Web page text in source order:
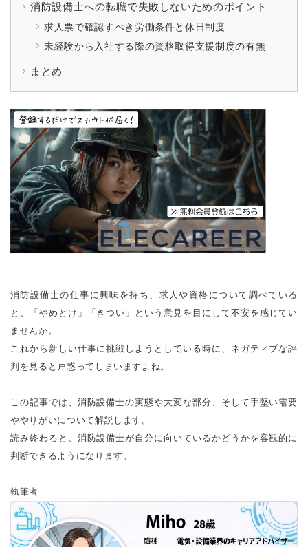
消防設備士への転職で失敗しないためのポイント
求人票で確認すべき労働条件と休日制度
未経験から入社する際の資格取得支援制度の有無
まとめ
消防設備士の仕事に興味を持ち、求人や資格について調べている
と、「やめとけ」「きつい」という意見を目にして不安を感じてい
ませんか。
これから新しい仕事に挑戦しようとしている時に、ネガティブな評
判を見ると戸惑ってしまいますよね。
この記事では、消防設備士の実態や大変な部分、そして手堅い需要
ややりがいについて解説します。
読み終わると、消防設備士が自分に向いているかどうかを客観的に
判断できるようになります。
執筆者